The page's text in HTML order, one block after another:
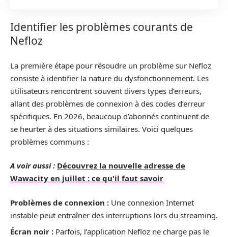
Identifier les problèmes courants de
Nefloz
La première étape pour résoudre un problème sur Nefloz
consiste à identifier la nature du dysfonctionnement. Les
utilisateurs rencontrent souvent divers types d’erreurs,
allant des problèmes de connexion à des codes d’erreur
spécifiques. En 2026, beaucoup d’abonnés continuent de
se heurter à des situations similaires. Voici quelques
problèmes communs :
A voir aussi : Découvrez la nouvelle adresse de
Wawacity en juillet : ce qu'il faut savoir
Problèmes de connexion : Une connexion Internet
instable peut entraîner des interruptions lors du streaming.
Écran noir : Parfois, l’application Nefloz ne charge pas le